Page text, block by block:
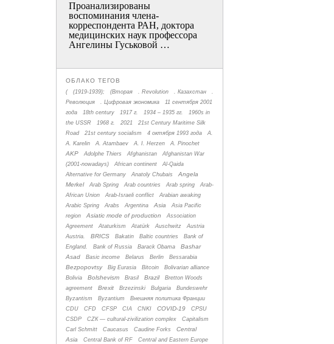
Проанализированы
воспоминания члена­
корреспондента РАН, доктора
медицинских наук профессора
Ангелины Гуськовой …
ОБЛАКО ТЕГОВ
( (1919-1939); (Вторая . Revolution . Казахстан
.
Революция
. Цифровая экономика
11 сентября 2001
года
18th century 1917 г. 1934 – 1935 гг.
1960s in
the USSR
1968 г. 2021
21st Century Maritime Silk
Road
21st century socialism 4 октября 1993 года
A.
A. Karelin
A. Atambaev A. I. Herzen A. Pinochet
AKP Adolphe Thiers Afghanistan
Afghanistan War
(2001-nowadays)
African continent
Al-Qaida
Alternative for Germany
Anatoly Chubais
Angela
Merkel
Arab Spring Arab countries Arab spring
Arab-
African Union
Arab-Israeli conflict
Arabian awaking
Arabic Spring
Arabs Argentina Asia
Asia Pacific
region
Asiatic mode of production
Association
Agreement
Ataturkism Atatürk Auschwitz
Austria
Austria.
BRICS Bakatin Baltic countries
Bank of
England.
Bank of Russia Barack Obama
Bashar
Asad
Basic income Belarus Berlin Bessarabia
Bezpopovtsy Big Eurasia Bitcoin
Bolivarian alliance
Bolivia
Bolshevism Brasil Brazil
Bretton Woods
agreement
Brexit Brzezinski Bulgaria
Bundeswehr
Byzantism
Byzantium
Bнешняя политика Франции
CDU
CFD CFSP CIA CNKI COVID-19
CPSU
CSDP
CZК — cultural-zivilization complex
Capitalism
Carl Schmitt
Caucasus Caudine Forks
Central
Asia
Central Bank of RF
Central and Eastern Europe